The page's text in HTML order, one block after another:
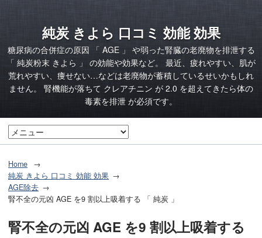
純炭 きよら 口コミ 効能 効果
糖尿病の合併症の原因 「 AGE 」 や弱った腎臓の老廃物を排泄する
「 純炭粉末 きよら 」 の効能や効果など。 最近、疲れやすい、肌が
荒れやすい、痩せない…などは老廃物が蓄積しているせいかもしれ
ません。 腎機能が落ちて クレアチニン が 2.0 を超えてきたら体の
毒素を排泄 が必須です。
Home
純炭 きよら 口コミ 効能 効果
AGE除去
腎不全の元凶 AGE を9 割以上吸着する 「 純炭 」
腎不全の元凶 AGE を9 割以上吸着する